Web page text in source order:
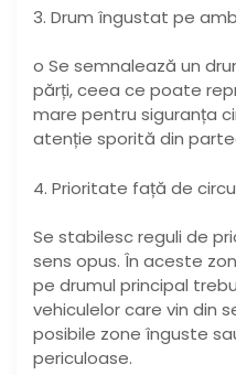
3. Drum îngustat pe
o Se semnalează un
părți, ceea ce poate
mare pentru siguranța
atenție sporită din
4. Prioritate față de
Se stabilesc reguli de
sens opus. În aceste
pe drumul principal
vehiculelor care vin din
posibile zone înguste
periculoase.